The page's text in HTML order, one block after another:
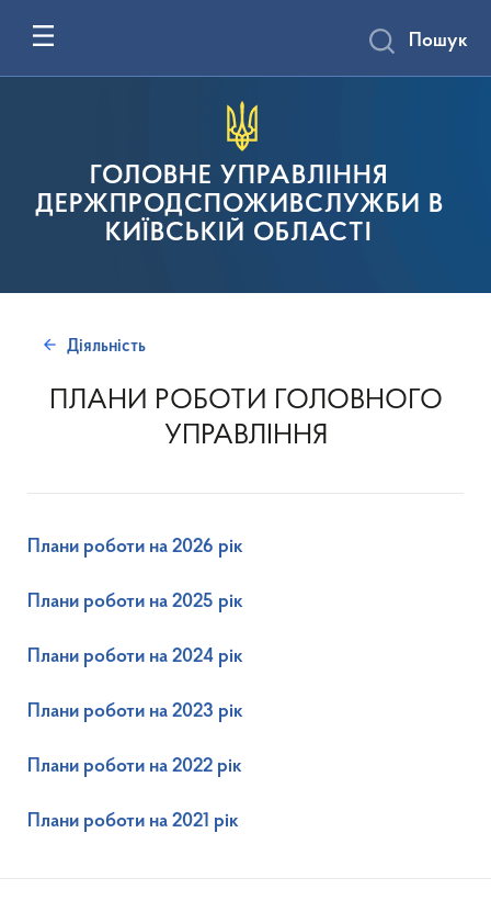
ГОЛОВНЕ УПРАВЛІННЯ
ДЕРЖПРОДСПОЖИВСЛУЖБИ В
КИЇВСЬКІЙ ОБЛАСТІ
Пошук
Діяльність
ПЛАНИ РОБОТИ ГОЛОВНОГО
УПРАВЛІННЯ
Плани роботи на 2026 рік
Плани роботи на 2025 рік
Плани роботи на 2024 рік
Плани роботи на 2023 рік
Плани роботи на 2022 рік
Плани роботи на 2021 рік